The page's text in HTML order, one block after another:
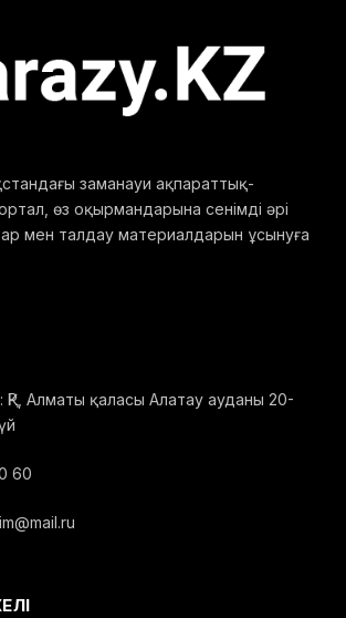
заманауи ақпараттық-
өз оқырмандарына сенімді әрі
мен талдау материалдарын ұсынуға
Алматы қаласы Алатау ауданы 20-
60